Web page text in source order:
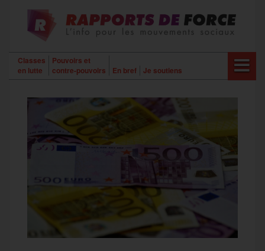
contenu
Classes
en lutte
Pouvoirs et
contre-pouvoirs
En bref Je soutiens